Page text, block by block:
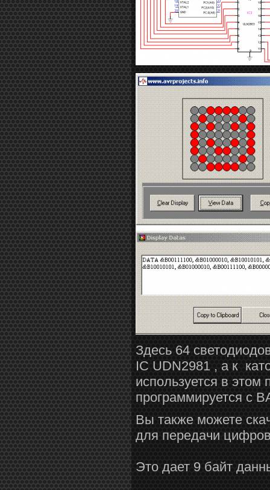
Здесь 64
IC UDN2981 , а к
используется в
программируется с
Вы также можете
для передачи
Это дает 9 байт